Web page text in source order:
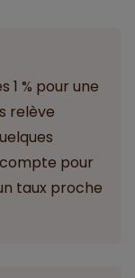
1 % pour une
relève
pour
taux proche